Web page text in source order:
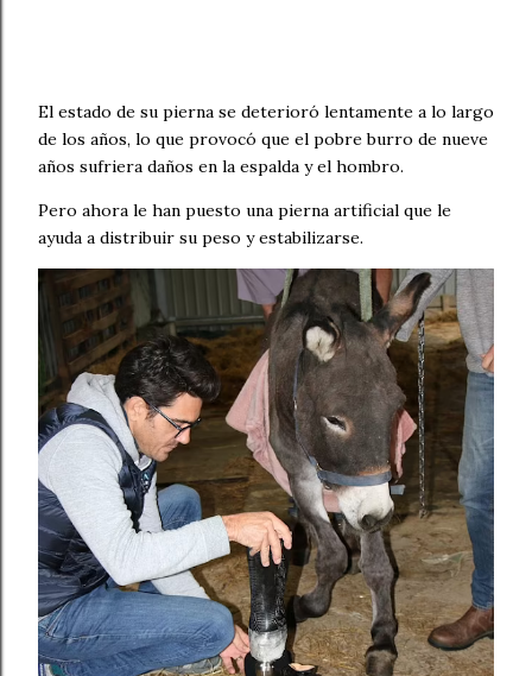
El estado de su pierna se deterioró lentamente a lo largo
de los años, lo que provocó que el pobre burro de nueve
años sufriera daños en la espalda y el hombro.
Pero ahora le han puesto una pierna artificial que le
ayuda a distribuir su peso y estabilizarse.